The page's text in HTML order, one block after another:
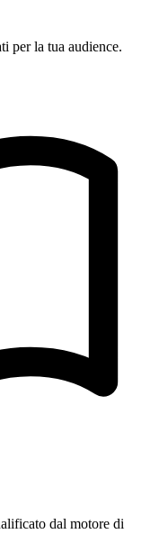
per la tua audience.
dal motore di